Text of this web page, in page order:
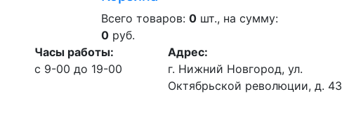
Всего товаров: 0 шт., на сумму:
0 руб.
Часы работы:
c 9-00 до 19-00
Адрес:
г. Нижний Новгород, ул.
Октябрьской революции, д. 43